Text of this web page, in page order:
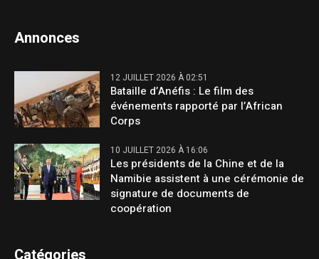
Annonces
12 JUILLET 2026 À 02:51
Bataille d’Anéfis : Le film des
événements rapporté par l’African
Corps
10 JUILLET 2026 À 16:06
Les présidents de la Chine et de la
Namibie assistent à une cérémonie de
signature de documents de
coopération